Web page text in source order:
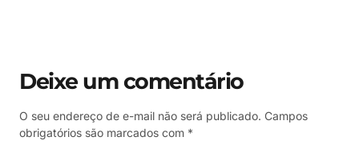
Deixe um comentário
O seu endereço de e-mail não será publicado. Campos
obrigatórios são marcados com *